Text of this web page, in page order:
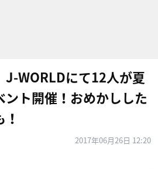
J-WORLD​にて12人が夏
ント開催！おめかしした
2017年06月26日 12:20